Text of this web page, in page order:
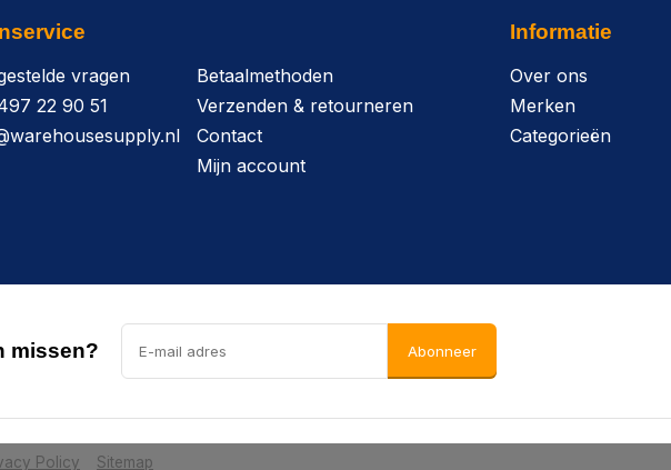
vragen
22 90 51
Betaalmethoden
Verzenden & retourneren
Contact
Mijn account
Informatie
Over ons
Merken
Categorieën
missen? Abonneer
Policy Sitemap